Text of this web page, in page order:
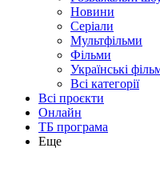
Новини
Серіали
Мультфільми
Фільми
Українські
Всі категорії
Всі проєкти
Онлайн
ТБ програма
Еще